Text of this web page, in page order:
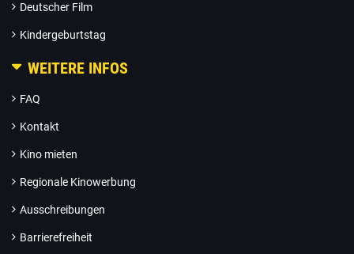
Deutscher Film
Kindergeburtstag
WEITERE INFOS
FAQ
Kontakt
Kino mieten
Regionale Kinowerbung
Ausschreibungen
Barrierefreiheit